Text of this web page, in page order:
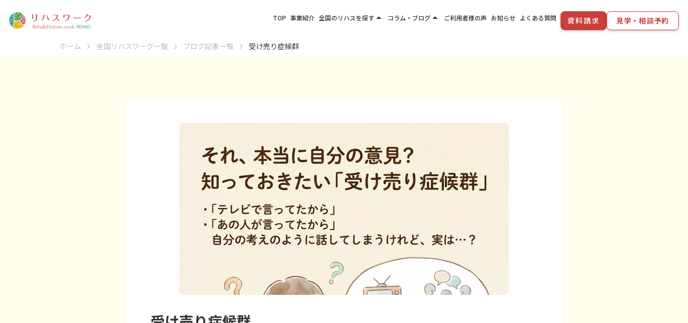
ホーム 全国リハスワーク一覧 ブログ記事一覧 受け売り症候群
TOP 事業紹介 全国のリハスを探すarrow_drop_up コラム・ブログarrow_drop_up ご利用者様の声 お知らせ よくある質問 資料請求 見学・相談予約